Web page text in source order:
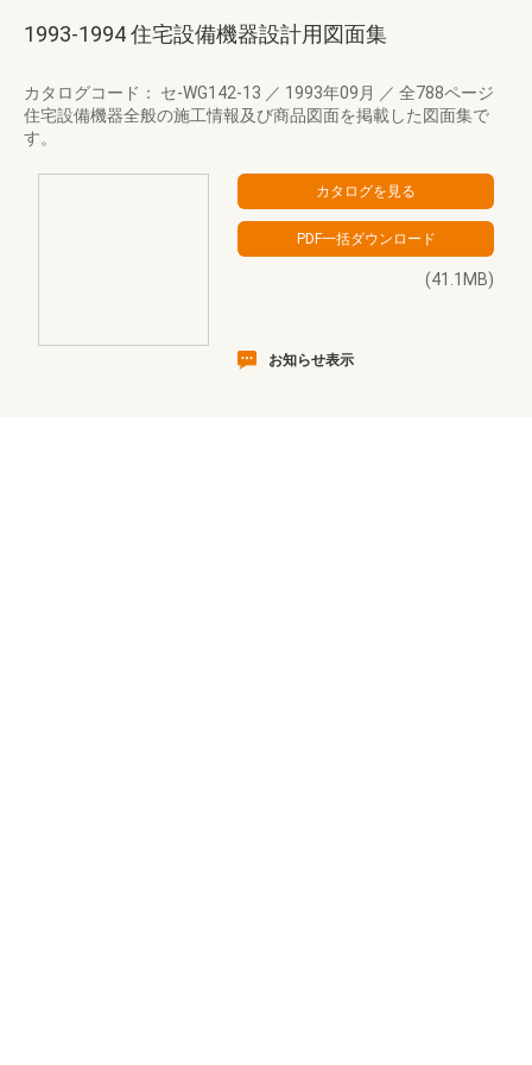
1993-1994 住宅設備機器設計用図面集
カタログコード： セ-WG142-13 ／ 1993年09月 ／ 全788ページ
住宅設備機器全般の施工情報及び商品図面を掲載した図面集で
す。
(41.1MB)
お知らせ表示